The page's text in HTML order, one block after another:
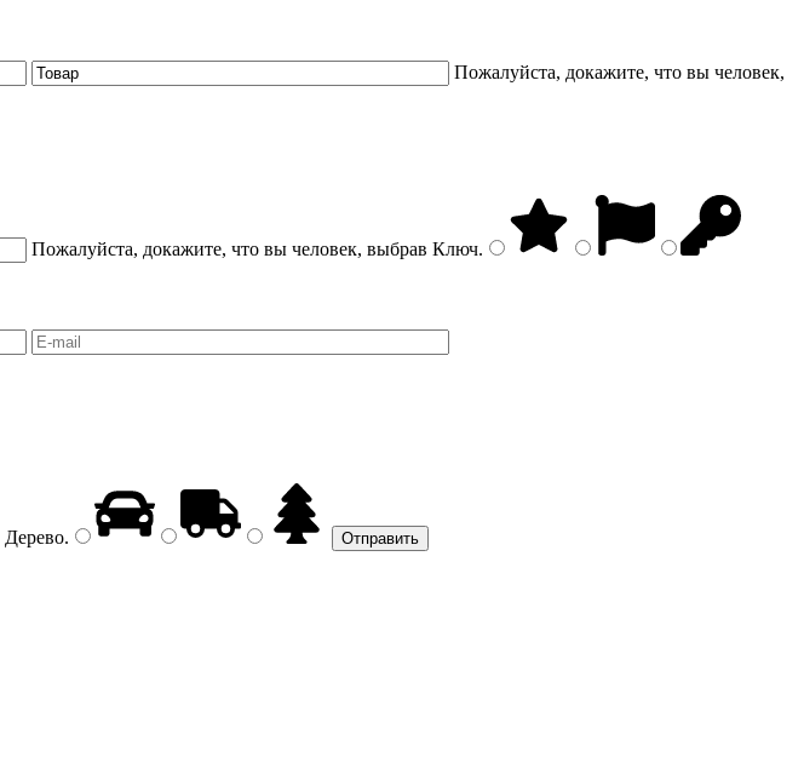
Пожалуйста, докажите, что вы человек,
Пожалуйста, докажите, что вы человек, выбрав Ключ.
Дерево.